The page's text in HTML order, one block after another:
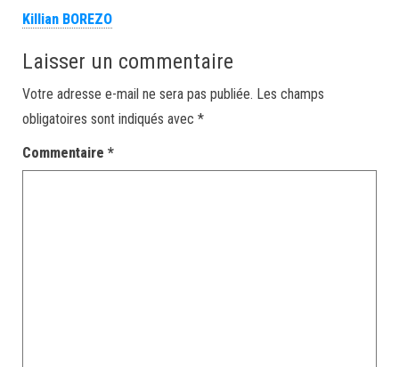
Killian BOREZO
Laisser un commentaire
Votre adresse e-mail ne sera pas publiée. Les champs
obligatoires sont indiqués avec *
Commentaire *